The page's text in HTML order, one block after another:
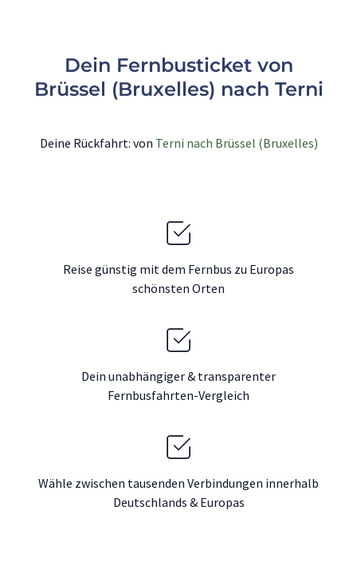
Dein Fernbusticket von
Brüssel (Bruxelles) nach Terni
Deine Rückfahrt: von Terni nach Brüssel (Bruxelles)
Reise günstig mit dem Fernbus zu Europas
schönsten Orten
Dein unabhängiger & transparenter
Fernbusfahrten-Vergleich
Wähle zwischen tausenden Verbindungen innerhalb
Deutschlands & Europas